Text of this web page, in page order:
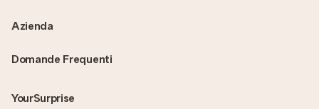
Domande Frequenti
YourSurprise
Azienda